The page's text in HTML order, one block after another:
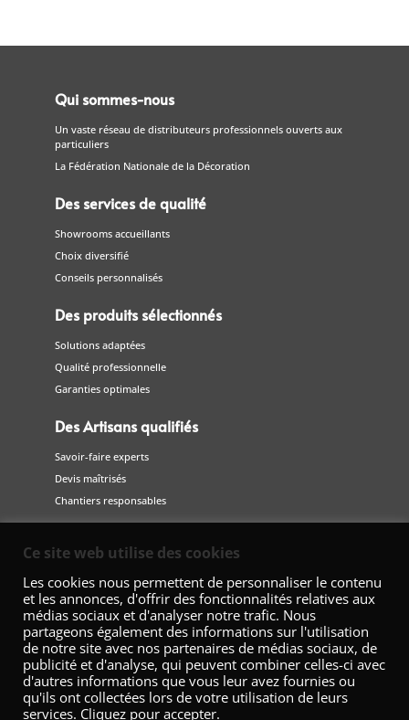
Qui sommes-nous
Un vaste réseau de distributeurs professionnels ouverts aux
particuliers
La Fédération Nationale de la Décoration
Des services de qualité
Showrooms accueillants
Choix diversifié
Conseils personnalisés
Des produits sélectionnés
Solutions adaptées
Qualité professionnelle
Garanties optimales
Des Artisans qualifiés
Savoir-faire experts
Devis maîtrisés
Chantiers responsables
Fédération Nationale de la Décoration – 42 Avenue Marceau 75008
Ce site web utilise des cookies
Les cookies nous permettent de personnaliser le contenu
et les annonces, d'offrir des fonctionnalités relatives aux
médias sociaux et d'analyser notre trafic. Nous
partageons également des informations sur l'utilisation
de notre site avec nos partenaires de médias sociaux, de
publicité et d'analyse, qui peuvent combiner celles-ci avec
d'autres informations que vous leur avez fournies ou
qu'ils ont collectées lors de votre utilisation de leurs
services. Cliquez pour accepter.